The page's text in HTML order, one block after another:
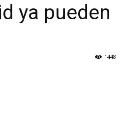
ya pueden
1448